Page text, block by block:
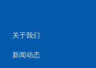
关于我们
新闻动态